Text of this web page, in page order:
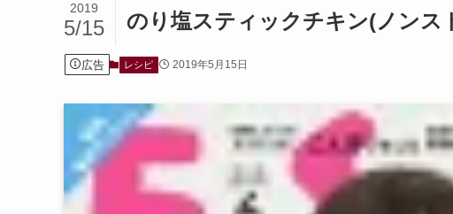
のり塩スティックチキン(ノン
2019
5/15
広告 レシピ 2019年5月15日